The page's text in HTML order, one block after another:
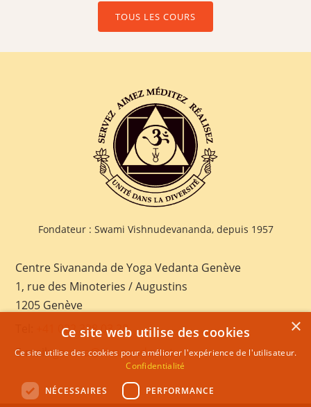
TOUS LES COURS
Fondateur : Swami Vishnudevananda, depuis 1957
Centre Sivananda de Yoga Vedanta Genève
1, rue des Minoteries / Augustins
1205 Genève
+41 022 328 03 28
E-mail:geneva@sivananda.net
×
Ce site web utilise des cookies
Ce site utilise des cookies pour améliorer l'expérience de l'utilisateur.
Confidentialité
NÉCESSAIRES PERFORMANCE